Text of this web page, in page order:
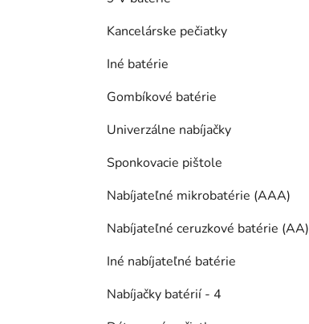
Kancelárske pečiatky
Iné batérie
Gombíkové batérie
Univerzálne nabíjačky
Sponkovacie pištole
Nabíjateľné mikrobatérie (AAA)
Nabíjateľné ceruzkové batérie (AA)
Iné nabíjateľné batérie
Nabíjačky batérií - 4